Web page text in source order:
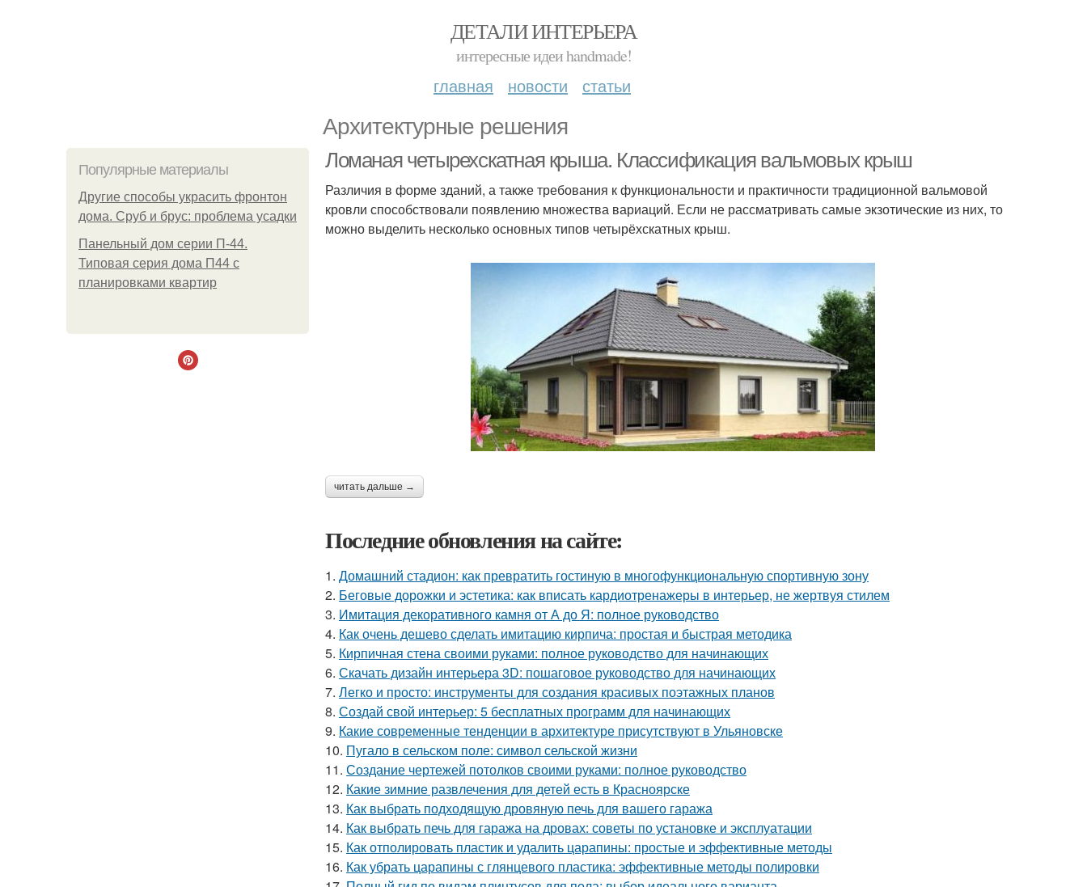
ДЕТАЛИ ИНТЕРЬЕРА
интересные идеи handmade!
главная новости статьи
Архитектурные решения
Популярные материалы
Другие способы украсить фронтон
дома. Сруб и брус: проблема усадки
Панельный дом серии П-44.
Типовая серия дома П44 с
планировками квартир
Ломаная четырехскатная крыша. Классификация вальмовых крыш
Различия в форме зданий, а также требования к функциональности и практичности традиционной вальмовой
кровли способствовали появлению множества вариаций. Если не рассматривать самые экзотические из них, то
можно выделить несколько основных типов четырёхскатных крыш.
читать дальше →
Последние обновления на сайте:
1. Домашний стадион: как превратить гостиную в многофункциональную спортивную зону
2. Беговые дорожки и эстетика: как вписать кардиотренажеры в интерьер, не жертвуя стилем
3. Имитация декоративного камня от А до Я: полное руководство
4. Как очень дешево сделать имитацию кирпича: простая и быстрая методика
5. Кирпичная стена своими руками: полное руководство для начинающих
6. Скачать дизайн интерьера 3D: пошаговое руководство для начинающих
7. Легко и просто: инструменты для создания красивых поэтажных планов
8. Создай свой интерьер: 5 бесплатных программ для начинающих
9. Какие современные тенденции в архитектуре присутствуют в Ульяновске
10. Пугало в сельском поле: символ сельской жизни
11. Создание чертежей потолков своими руками: полное руководство
12. Какие зимние развлечения для детей есть в Красноярске
13. Как выбрать подходящую дровяную печь для вашего гаража
14. Как выбрать печь для гаража на дровах: советы по установке и эксплуатации
15. Как отполировать пластик и удалить царапины: простые и эффективные методы
16. Как убрать царапины с глянцевого пластика: эффективные методы полировки